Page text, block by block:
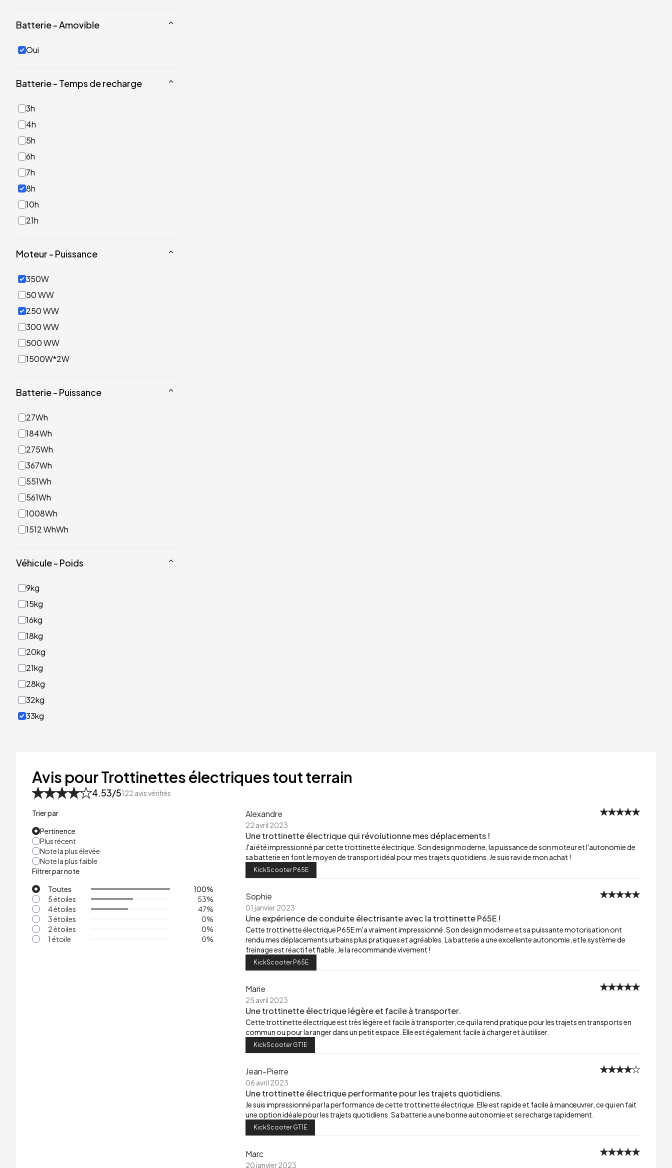
Batterie - Amovible
Oui
Batterie - Temps de recharge
3h
4h
5h
6h
7h
8h
10h
21h
Moteur - Puissance
350W
50 WW
250 WW
300 WW
500 WW
1500W*2W
Batterie - Puissance
27Wh
184Wh
275Wh
367Wh
551Wh
561Wh
1008Wh
1512 WhWh
Véhicule - Poids
9kg
15kg
16kg
18kg
20kg
21kg
28kg
32kg
33kg
53kg
Avis pour Trottinettes électriques tout terrain
4.53/5122 avis vérifiés
Trier par
Pertinence
Plus récent
Note la plus élevée
Note la plus faible
Filtrer par note
Toutes
100%
5 étoiles
53%
4 étoiles
47%
3 étoiles
0%
2 étoiles
0%
1 étoile
0%
Alexandre
22 avril 2023
Une trottinette électrique qui révolutionne mes déplacements !
J'ai été impressionné par cette trottinette électrique. Son design moderne, la puissance de son moteur et l'autonomie de
sa batterie en font le moyen de transport idéal pour mes trajets quotidiens. Je suis ravi de mon achat !
KickScooter P65E
Sophie
01 janvier 2023
Une expérience de conduite électrisante avec la trottinette P65E !
Cette trottinette électrique P65E m'a vraiment impressionné. Son design moderne et sa puissante motorisation ont
rendu mes déplacements urbains plus pratiques et agréables. La batterie a une excellente autonomie, et le système de
freinage est réactif et fiable. Je la recommande vivement !
KickScooter P65E
Marie
25 avril 2023
Une trottinette électrique légère et facile à transporter.
Cette trottinette électrique est très légère et facile à transporter, ce qui la rend pratique pour les trajets en transports en
commun ou pour la ranger dans un petit espace. Elle est également facile à charger et à utiliser.
KickScooter GT1E
Jean-Pierre
06 avril 2023
Une trottinette électrique performante pour les trajets quotidiens.
Je suis impressionné par la performance de cette trottinette électrique. Elle est rapide et facile à manœuvrer, ce qui en fait
une option idéale pour les trajets quotidiens. Sa batterie a une bonne autonomie et se recharge rapidement.
KickScooter GT1E
Marc
20 janvier 2023